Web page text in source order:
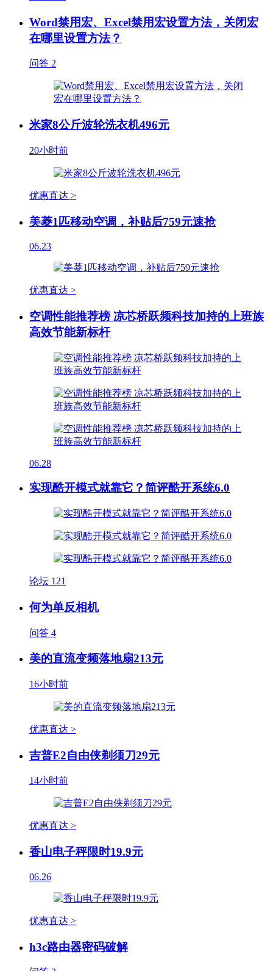
Word禁用宏、Excel禁用宏设置方法，关闭宏
在哪里设置方法？
问答 2
米家8公斤波轮洗衣机496元
20小时前
优惠直达 >
美菱1匹移动空调，补贴后759元速抢
06.23
优惠直达 >
空调性能推荐榜 凉芯桥跃频科技加持的上班族
高效节能新标杆
06.28
实现酷开模式就靠它？简评酷开系统6.0
论坛 121
何为单反相机
问答 4
美的直流变频落地扇213元
16小时前
优惠直达 >
吉普E2自由侠剃须刀29元
14小时前
优惠直达 >
香山电子秤限时19.9元
06.26
优惠直达 >
h3c路由器密码破解